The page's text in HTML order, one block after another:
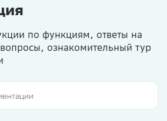
по функциям, ответы на
ознакомительный тур